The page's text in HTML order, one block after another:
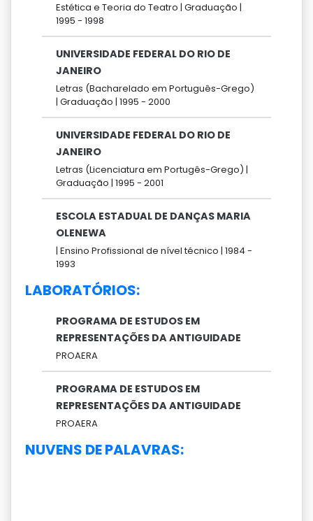
Estética e Teoria do Teatro | Graduação |
1995 - 1998
UNIVERSIDADE FEDERAL DO RIO DE
JANEIRO
Letras (Bacharelado em Português-Grego)
| Graduação | 1995 - 2000
UNIVERSIDADE FEDERAL DO RIO DE
JANEIRO
Letras (Licenciatura em Portugês-Grego) |
Graduação | 1995 - 2001
ESCOLA ESTADUAL DE DANÇAS MARIA
OLENEWA
| Ensino Profissional de nível técnico | 1984 -
1993
LABORATÓRIOS:
PROGRAMA DE ESTUDOS EM
REPRESENTAÇÕES DA ANTIGUIDADE
PROAERA
PROGRAMA DE ESTUDOS EM
REPRESENTAÇÕES DA ANTIGUIDADE
PROAERA
NUVENS DE PALAVRAS: